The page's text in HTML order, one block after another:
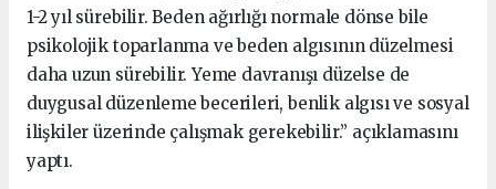
1-2 yıl sürebilir. Beden ağırlığı normale dönse bile
psikolojik toparlanma ve beden algısının düzelmesi
daha uzun sürebilir. Yeme davranışı düzelse de
duygusal düzenleme becerileri, benlik algısı ve sosyal
ilişkiler üzerinde çalışmak gerekebilir.” açıklamasını
yaptı.